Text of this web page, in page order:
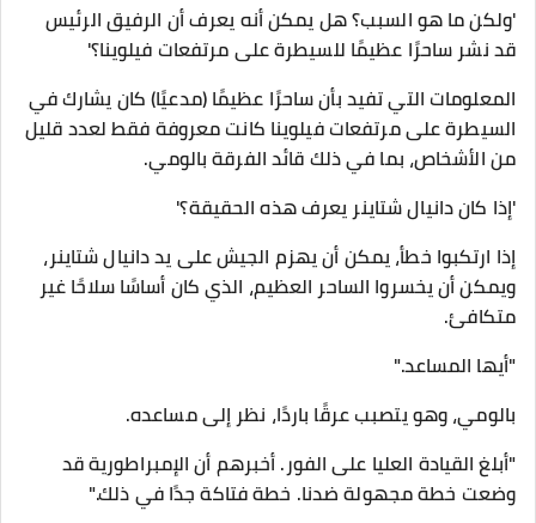
'ولكن ما هو السبب؟ هل يمكن أنه يعرف أن الرفيق الرئيس
قد نشر ساحرًا عظيمًا للسيطرة على مرتفعات فيلوينا؟'
المعلومات التي تفيد بأن ساحرًا عظيمًا (مدعيًا) كان يشارك في
السيطرة على مرتفعات فيلوينا كانت معروفة فقط لعدد قليل
من الأشخاص، بما في ذلك قائد الفرقة بالومي.
'إذا كان دانيال شتاينر يعرف هذه الحقيقة؟'
إذا ارتكبوا خطأ، يمكن أن يهزم الجيش على يد دانيال شتاينر،
ويمكن أن يخسروا الساحر العظيم، الذي كان أساسًا سلاحًا غير
متكافئ.
"أيها المساعد."
بالومي، وهو يتصبب عرقًا باردًا، نظر إلى مساعده.
"أبلغ القيادة العليا على الفور. أخبرهم أن الإمبراطورية قد
وضعت خطة مجهولة ضدنا. خطة فتاكة جدًا في ذلك."